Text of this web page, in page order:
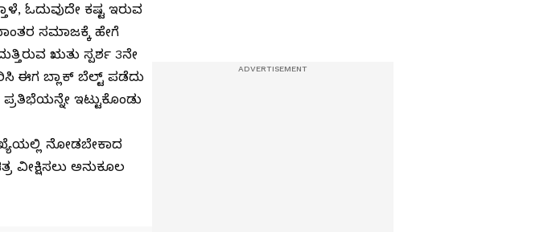
ಓದುವುದೇ ಕಷ್ಟ ಇರುವ
ಸಮಾಜಕ್ಕೆ ಹೇಗೆ
ಋತು ಸ್ಪರ್ಶ 3ನೇ
ಈಗ ಬ್ಲಾಕ್ ಬೆಲ್ಟ್ ಪಡೆದು
ಇಟ್ಟುಕೊಂಡು
ನೋಡಬೇಕಾದ
ವೀಕ್ಷಿಸಲು ಅನುಕೂಲ